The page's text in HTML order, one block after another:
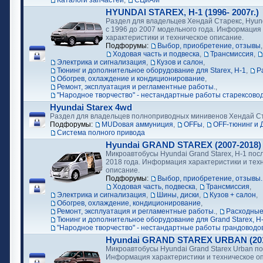
HYUNDAI STAREX, H-1 (1996- 2007г.)
Раздел для владельцев Хендай Старекс,
с 1996 до 2007 модельного года. Информация
характеристики и техническое описание.
Подфорумы:
Выбор, приобретение, отзывы
Ходовая часть и подвеска, Трансмиссия,
Электрика и сигнализация, Кузов и салон,
Тюнинг и дополнительное оборудование для Starex, H-1,
Обогрев, охлаждение и кондиционирование,
Ремонт, эксплуатация и регламентные работы.,
"Народное творчество" - нестандартные работы
Hyundai Starex 4wd
Раздел для владельцев полноприводных минивенов Хендай
Подфорумы:
MUDовая аммуниция, OFFы,
OFF-тюнинг и
Cистема полного привода
Hyundai GRAND STAREX (2007-2018)
Микроавтобусы Hyundai Grand Starex, H-1
2018 года. Информация характеристики и
описание.
Подфорумы:
Выбор, приобретение, отзывы.
Ходовая часть, подвеска, Трансмиссия,
Электрика и сигнализация, Шины, диски, Кузов + салон,
Обогрев, охлаждение, кондиционирование,
Ремонт, эксплуатация и регламентные работы.,
Тюнинг и дополнительное оборудование для Grand Starex,
"Народное творчество" - нестандартные работы
Hyundai GRAND STAREX URBAN
Микроавтобусы Hyundai Grand Starex Urban
Информация характеристики и техническое